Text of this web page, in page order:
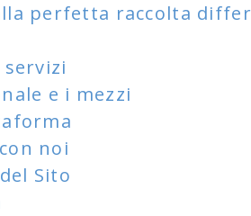
perfetta raccolta
e i mezzi
noi
Sito